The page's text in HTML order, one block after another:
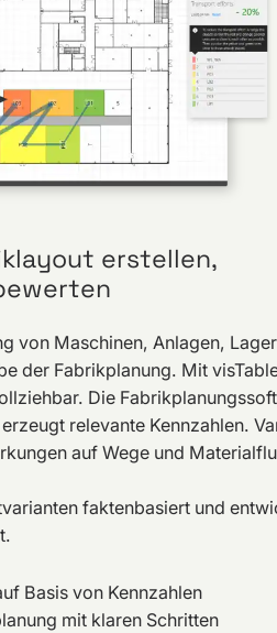
erstellen,
von Maschinen, Anlagen,
der Fabrikplanung. Mit
Die
relevante Kennzahlen.
auf Wege und
faktenbasiert und
Basis von Kennzahlen
mit klaren Schritten